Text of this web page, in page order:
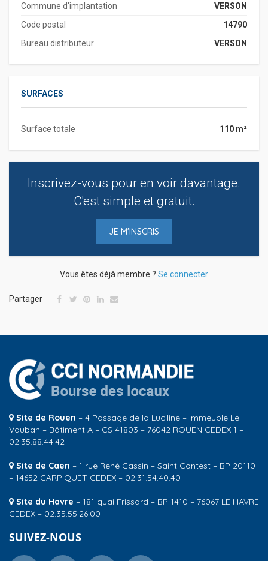
Commune d'implantation
VERSON
Code postal
14790
Bureau distributeur
VERSON
SURFACES
Surface totale 110 m²
Inscrivez-vous pour en voir davantage.
C'est simple et gratuit.
JE M'INSCRIS
Vous êtes déjà membre ? Se connecter
Partager
Site de Rouen – 4 Passage de la Luciline – Immeuble Le
Vauban – Bâtiment A – CS 41803 – 76042 ROUEN CEDEX 1 –
02.35.88.44.42
Site de Caen – 1 rue René Cassin – Saint Contest – BP 20110
– 14652 CARPIQUET CEDEX – 02.31.54.40.40
Site du Havre – 181 quai Frissard – BP 1410 – 76067 LE HAVRE
CEDEX – 02.35.55.26.00
SUIVEZ-NOUS